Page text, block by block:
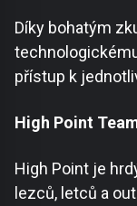
Díky bohatým
přístup k
High Point
High Point je
lezců, letců a